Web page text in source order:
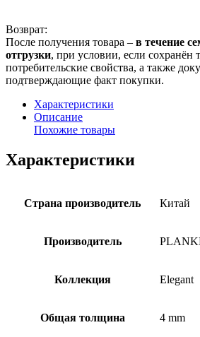
Возврат:
После получения товара – в течение
отгрузки, при условии, если сохранён
потребительские свойства, а также
подтверждающие факт покупки.
Характеристики
Описание
Похожие товары
Характеристики
Страна производитель Китай
Производитель
Коллекция Elegant
Общая толщина 4 mm